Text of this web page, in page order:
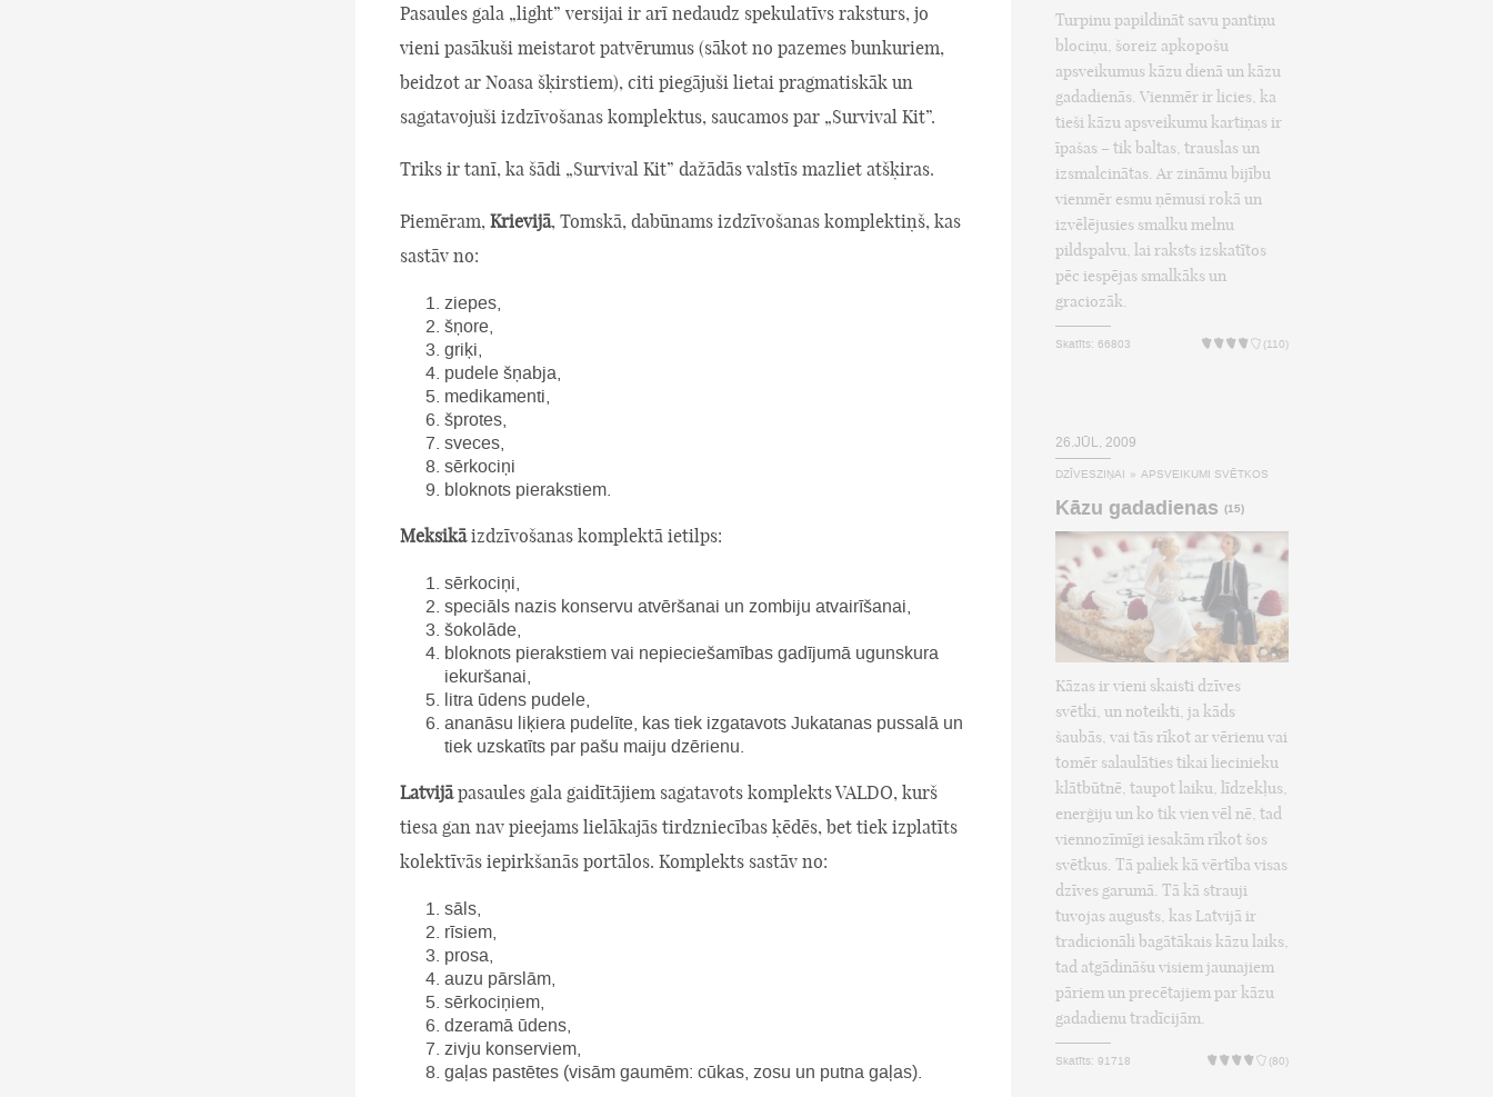
Pasaules gala „light” versijai ir arī nedaudz spekulatīvs raksturs, jo
vieni pasākuši meistarot patvērumus (sākot no pazemes bunkuriem,
beidzot ar Noasa šķirstiem), citi piegājuši lietai pragmatiskāk un
sagatavojuši izdzīvošanas komplektus, saucamos par „Survival Kit”.
Triks ir tanī, ka šādi „Survival Kit” dažādās valstīs mazliet atšķiras.
Piemēram, Krievijā, Tomskā, dabūnams izdzīvošanas komplektiņš, kas
sastāv no:
ziepes,
šņore,
griķi,
pudele šņabja,
medikamenti,
šprotes,
sveces,
sērkociņi
bloknots pierakstiem.
Meksikāizdzīvošanas komplektā ietilps:
sērkociņi,
speciāls nazis konservu atvēršanai un zombiju atvairīšanai,
šokolāde,
bloknots pierakstiem vai nepieciešamības gadījumā ugunskura
iekuršanai,
litra ūdens pudele,
ananāsu liķiera pudelīte, kas tiek izgatavots Jukatanas pussalā un
tiek uzskatīts par pašu maiju dzērienu.
Latvijāpasaules gala gaidītājiem sagatavots komplekts VALDO, kurš
tiesa gan nav pieejams lielākajās tirdzniecības ķēdēs, bet tiek izplatīts
kolektīvās iepirkšanās portālos. Komplekts sastāv no:
sāls,
rīsiem,
prosa,
auzu pārslām,
sērkociņiem,
dzeramā ūdens,
zivju konserviem,
gaļas pastētes (visām gaumēm: cūkas, zosu un putna gaļas).
Turpinu papildināt savu pantiņu
blociņu, šoreiz apkopošu
apsveikumus kāzu dienā un kāzu
gadadienās. Vienmēr ir licies, ka
tieši kāzu apsveikumu kartiņas ir
īpašas – tik baltas, trauslas un
izsmalcinātas. Ar zināmu bijību
vienmēr esmu ņēmusi rokā un
izvēlējusies smalku melnu
pildspalvu, lai raksts izskatītos
pēc iespējas smalkāks un
graciozāk.
Skatīts: 66803 (110)
26.JŪL, 2009
DZĪVESZIŅAI » APSVEIKUMI SVĒTKOS
Kāzu gadadienas (15)
Kāzas ir vieni skaisti dzīves
svētki, un noteikti, ja kāds
šaubās, vai tās rīkot ar vērienu vai
tomēr salaulāties tikai liecinieku
klātbūtnē, taupot laiku, līdzekļus,
enerģiju un ko tik vien vēl nē, tad
viennozīmīgi iesakām rīkot šos
svētkus. Tā paliek kā vērtība visas
dzīves garumā. Tā kā strauji
tuvojas augusts, kas Latvijā ir
tradicionāli bagātākais kāzu laiks,
tad atgādināšu visiem jaunajiem
pāriem un precētajiem par kāzu
gadadienu tradīcijām.
Skatīts: 91718 (80)